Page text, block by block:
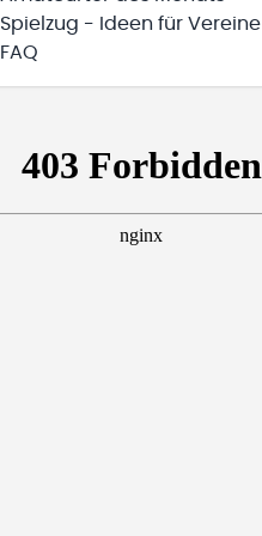
Spielzug - Ideen für Vereine
FAQ